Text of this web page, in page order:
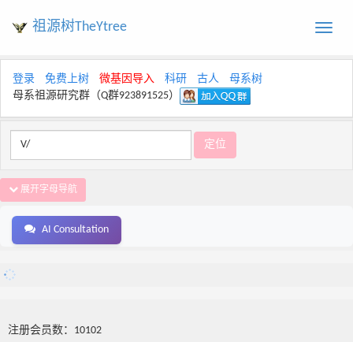
Toggle
祖源树TheYtree
登录 免费上树 微基因导入 科研 古人
母系树
母系祖源研究群（Q群923891525）
展开字母导航
AI Consultation
注册会员数：10102